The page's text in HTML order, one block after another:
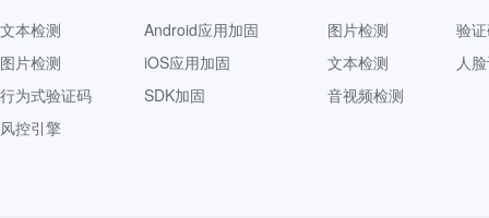
文本检测
图片检测
行为式验证码
风控引擎
Android应用加固
iOS应用加固
SDK加固
图片检测
文本检测
音视频检测
验
人